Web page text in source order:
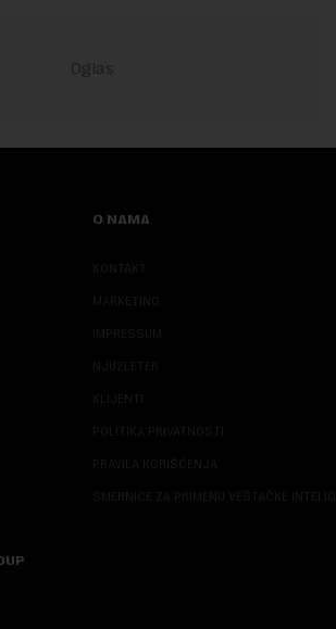
O NAMA
KONTAKT
MARKETING
IMPRESSUM
NJUZLETER
KLIJENTI
POLITIKA PRIVATNOSTI
PRAVILA KORIŠĆENJA
SMERNICE ZA PRIMENU VEŠTAČKE